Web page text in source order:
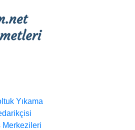
Yıkama
Merkezileri